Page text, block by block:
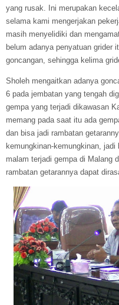
yang rusak. Ini merupakan
selama kami mengerjakan
masih menyelidiki dan
belum adanya penyatuan grider
goncangan, sehingga kelima
Sholeh mengaitkan adanya
6 pada jembatan yang tengah
gempa yang terjadi dikawasan
memang pada saat itu ada
dan bisa jadi rambatan
kemungkinan-kemungkinan,
malam terjadi gempa di Malang
rambatan getarannya dapat